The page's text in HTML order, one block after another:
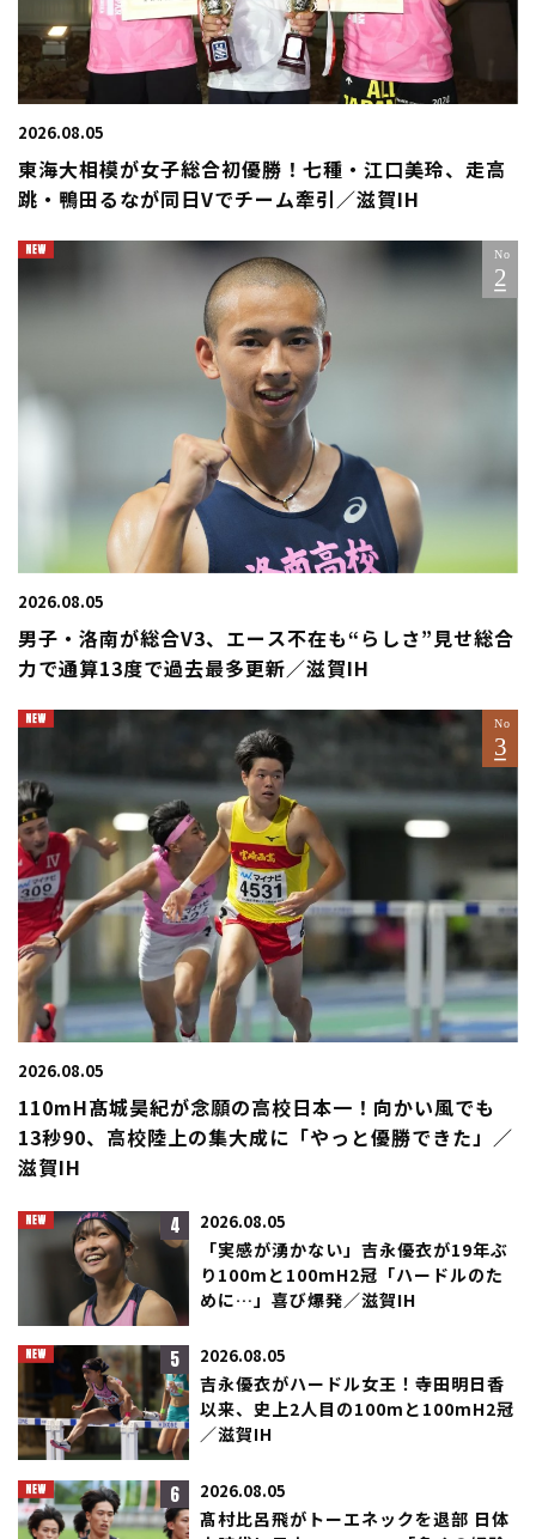
2026.08.05
東海大相模が女子総合初優勝！七種・江口美玲、走高
跳・鴨田るなが同日Vでチーム牽引／滋賀IH
2026.08.05
男子・洛南が総合V3、エース不在も“らしさ”見せ総合
力で通算13度で過去最多更新／滋賀IH
2026.08.05
110mH髙城昊紀が念願の高校日本一！向かい風でも
13秒90、高校陸上の集大成に「やっと優勝できた」／
滋賀IH
4 2026.08.05
「実感が湧かない」吉永優衣が19年ぶ
り100mと100mH2冠「ハードルのた
めに…」喜び爆発／滋賀IH
5 2026.08.05
吉永優衣がハードル女王！寺田明日香
以来、史上2人目の100mと100mH2冠
／滋賀IH
6 2026.08.05
髙村比呂飛がトーエネックを退部 日体